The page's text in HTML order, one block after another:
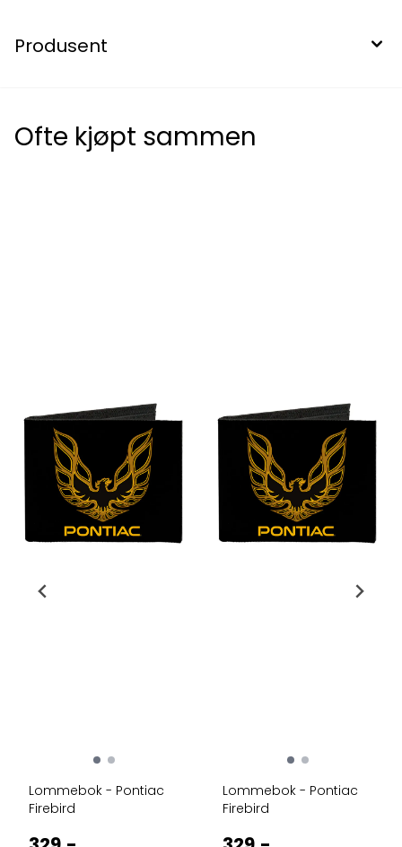
Produsent
Ofte kjøpt sammen
Lommebok - Pontiac
Firebird
Lommebok - Pontiac
Firebird